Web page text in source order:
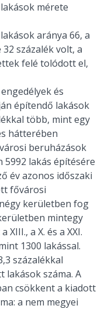
mérete
aránya 66, a
százalék volt, a
felé tolódott el,
és
építendő lakások
több, mint egy
hátterében
beruházások
5992 lakás építésére
év azonos időszaki
fővárosi
kerületben fog
mintegy
a X. és a XXI.
1300 lakással.
százalékkal
lakások száma. A
csökkent a kiadott
a nem megyei